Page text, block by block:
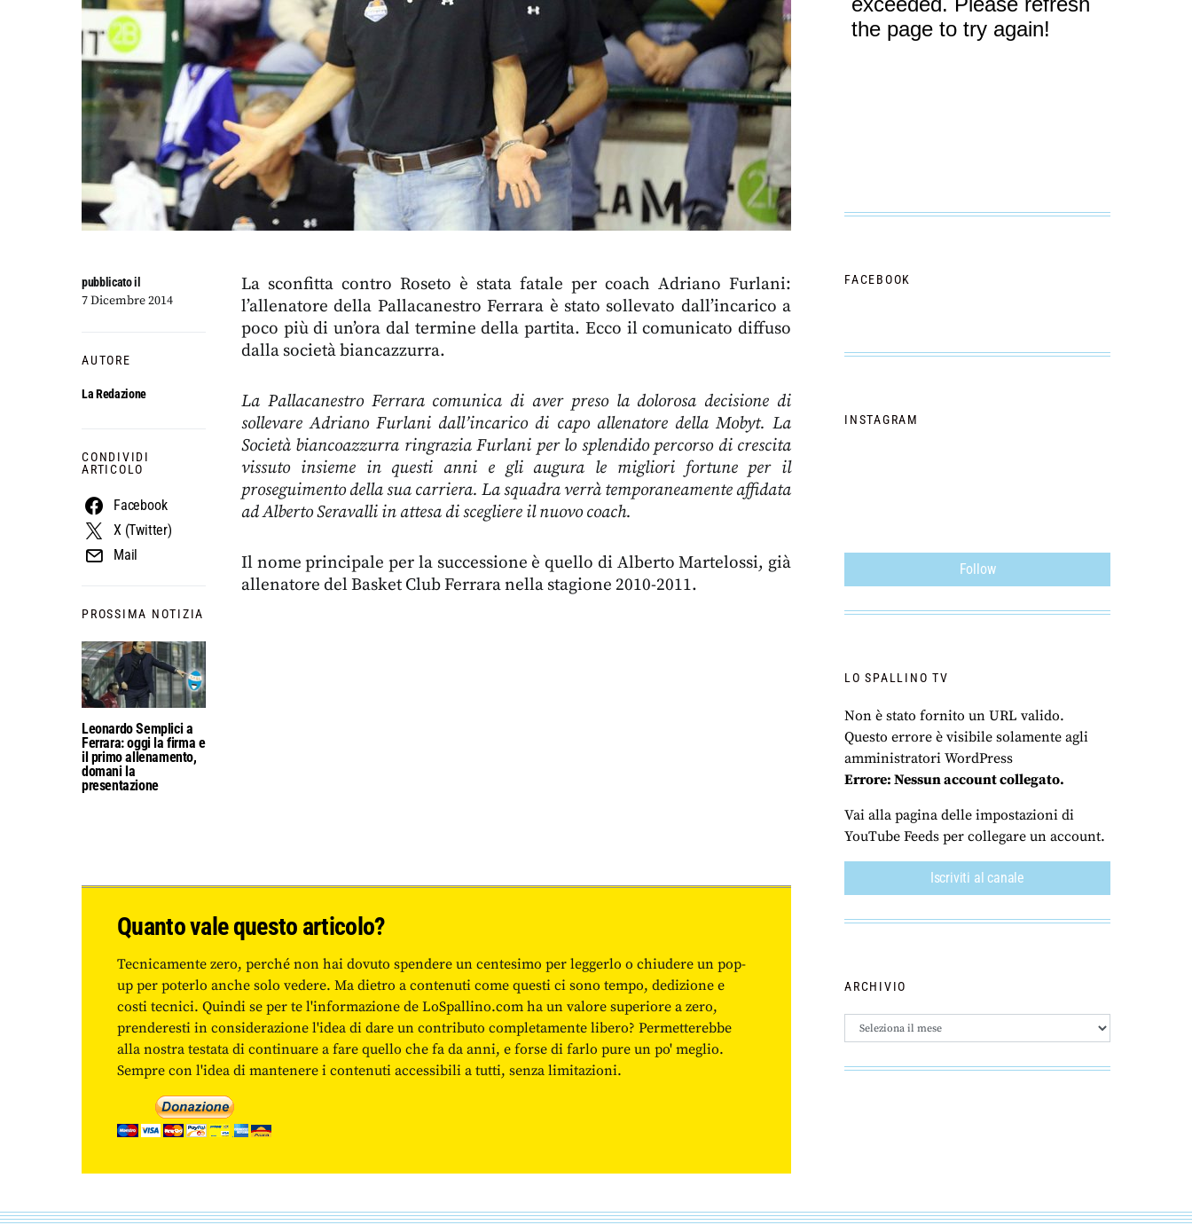
PROSSIMA NOTIZIA
Leonardo Semplici a
Ferrara: oggi la firma e
il primo allenamento,
domani la
presentazione
pubblicato il
7 Dicembre 2014
AUTORE
La Redazione
CONDIVIDI
ARTICOLO
Facebook
X (Twitter)
Mail
La sconfitta contro Roseto è stata fatale per coach Adriano Furlani:
l’allenatore della Pallacanestro Ferrara è stato sollevato dall’incarico a
poco più di un’ora dal termine della partita. Ecco il comunicato diffuso
dalla società biancazzurra.
La Pallacanestro Ferrara comunica di aver preso la dolorosa decisione di
sollevare Adriano Furlani dall’incarico di capo allenatore della Mobyt. La
Società biancoazzurra ringrazia Furlani per lo splendido percorso di crescita
vissuto insieme in questi anni e gli augura le migliori fortune per il
proseguimento della sua carriera. La squadra verrà temporaneamente affidata
ad Alberto Seravalli in attesa di scegliere il nuovo coach.
Il nome principale per la successione è quello di Alberto Martelossi, già
allenatore del Basket Club Ferrara nella stagione 2010-2011.
Quanto vale questo articolo?
Tecnicamente zero, perché non hai dovuto spendere un centesimo per leggerlo o chiudere un pop-
up per poterlo anche solo vedere. Ma dietro a contenuti come questi ci sono tempo, dedizione e
costi tecnici. Quindi se per te l'informazione de LoSpallino.com ha un valore superiore a zero,
prenderesti in considerazione l'idea di dare un contributo completamente libero? Permetterebbe
alla nostra testata di continuare a fare quello che fa da anni, e forse di farlo pure un po' meglio.
Sempre con l'idea di mantenere i contenuti accessibili a tutti, senza limitazioni.
FACEBOOK
INSTAGRAM
Follow
LO SPALLINO TV
Non è stato fornito un URL valido.
Questo errore è visibile solamente agli
amministratori WordPress
Errore: Nessun account collegato.
Vai alla pagina delle impostazioni di
YouTube Feeds per collegare un account.
Iscriviti al canale
ARCHIVIO
Archivio